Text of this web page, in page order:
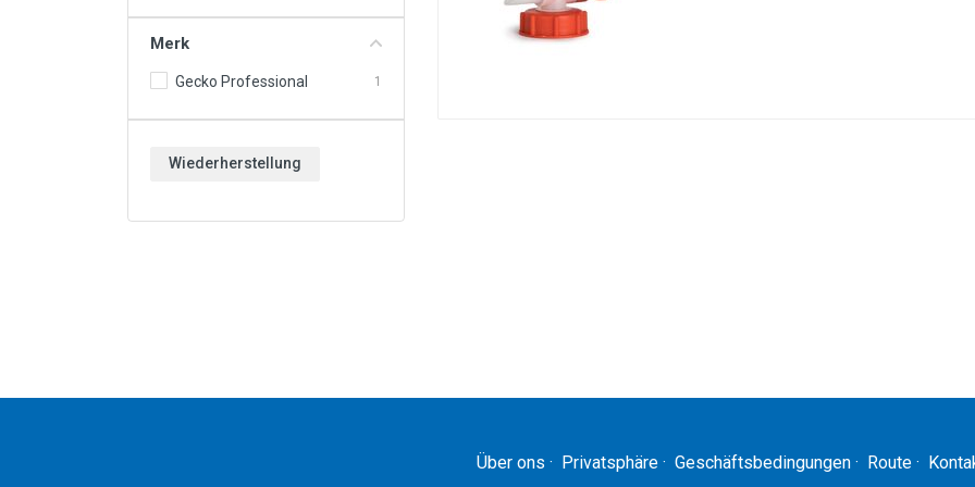
Motoröle & Flüssigkeiten
Werkzeuge & Ausrüstung
Räder & Zubehör
Merk
Gecko Professional 1
Wiederherstellung
Über ons · Privatsphäre · Geschäftsbedingungen · Route ·